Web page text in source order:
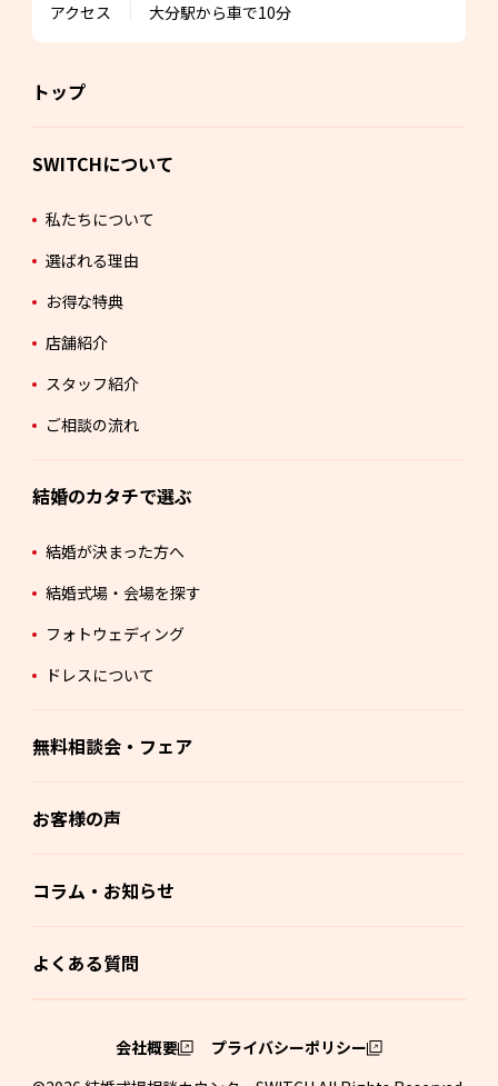
アクセス
大分駅から車で10分
トップ
SWITCHについて
私たちについて
選ばれる理由
お得な特典
店舗紹介
スタッフ紹介
ご相談の流れ
結婚のカタチで選ぶ
結婚が決まった方へ
結婚式場・会場を探す
フォトウェディング
ドレスについて
無料相談会・フェア
お客様の声
コラム・お知らせ
よくある質問
会社概要
プライバシーポリシー